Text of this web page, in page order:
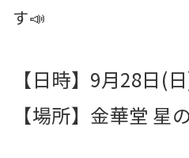
す📣
【日時】9月28日(
【場所】金華堂